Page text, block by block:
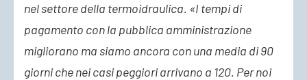
nel settore della termoidraulica. «I tempi di
pagamento con la pubblica amministrazione
migliorano ma siamo ancora con una media di 90
giorni che nei casi peggiori arrivano a 120. Per noi